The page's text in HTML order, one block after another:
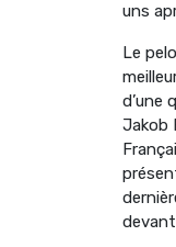
uns
Le
d’une
Jakob